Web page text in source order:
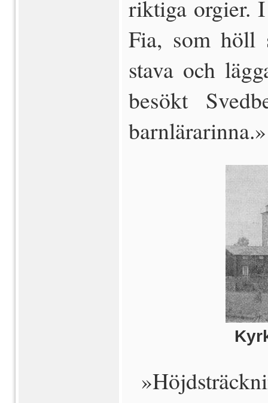
riktiga orgier.
Fia, som höll
stava och
besökt
barnlärarinna.»
